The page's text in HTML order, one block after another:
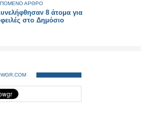
ΑΡΘΡΟ
8 άτομα για
στο Δημόσιο